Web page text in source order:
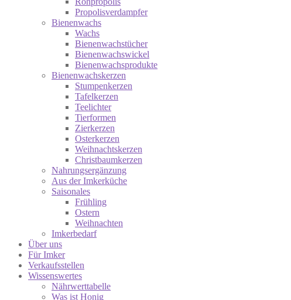
Propolisverdampfer
Bienenwachs
Wachs
Bienenwachstücher
Bienenwachswickel
Bienenwachsprodukte
Bienenwachskerzen
Stumpenkerzen
Tafelkerzen
Teelichter
Tierformen
Zierkerzen
Osterkerzen
Weihnachtskerzen
Christbaumkerzen
Nahrungsergänzung
Aus der Imkerküche
Saisonales
Frühling
Ostern
Weihnachten
Imkerbedarf
Über uns
Für Imker
Verkaufsstellen
Wissenswertes
Nährwerttabelle
Was ist Honig